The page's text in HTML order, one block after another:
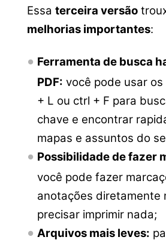
Essa terceira versão
melhorias importantes:
Ferramenta de busca
PDF: você pode usar
+ L ou ctrl + F para
chave e encontrar
mapas e assuntos do
Possibilidade de fazer
você pode fazer
anotações diretamente
precisar imprimir nada;
Arquivos mais leves: